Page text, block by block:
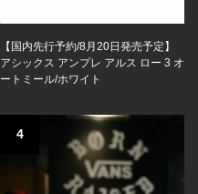
【国内先行予約/8月20日発売予定】
アシックス アンプレ アルス ロー 3 オ
ートミール/ホワイト
4